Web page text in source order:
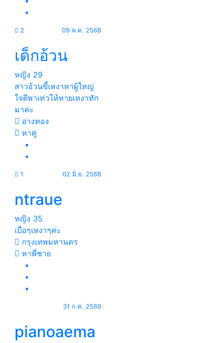
2 09 พ.ค. 2568
เด็กอ้วน
หญิง 29
สาวอ้วนขี้เหงาหาผู้ใหญ่
ใจดีพาเท่วให้หายเหงาทัก
มาค่ะ
อ่างทอง
หาคู่
1 02 มิ.ย. 2568
ntraue
หญิง 35
เบื่อๆเหงาๆค่ะ
กรุงเทพมหานคร
หาพี่ชาย
31 ก.ค. 2569
pianoaema